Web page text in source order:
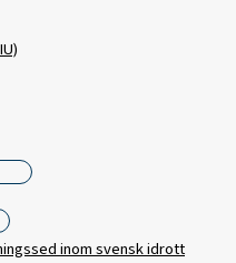
inom svensk idrott